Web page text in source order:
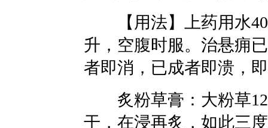
【用法】上药用水
升，空腹时服。治悬痈
者即消，已成者即溃，
炙粉草膏：大粉草
干，在浸再炙，如此三